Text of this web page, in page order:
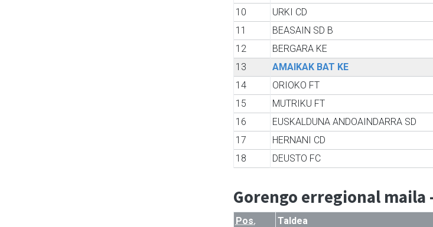
10
URKI CD
11
BEASAIN SD B
12
BERGARA KE
13
AMAIKAK BAT KE
14
ORIOKO FT
15
MUTRIKU FT
16
EUSKALDUNA ANDOAINDARRA SD
17
HERNANI CD
18
DEUSTO FC
Gorengo erregional maila
Pos. Taldea